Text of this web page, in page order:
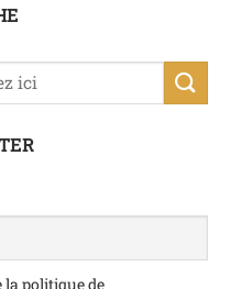
la politique de